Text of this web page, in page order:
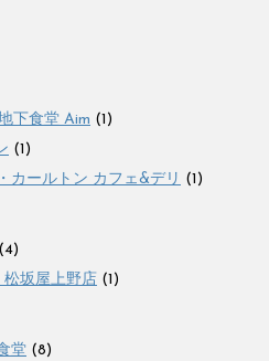
下食堂 Aim (1)
(1)
カールトン カフェ&デリ (1)
(4)
坂屋上野店 (1)
堂 (8)